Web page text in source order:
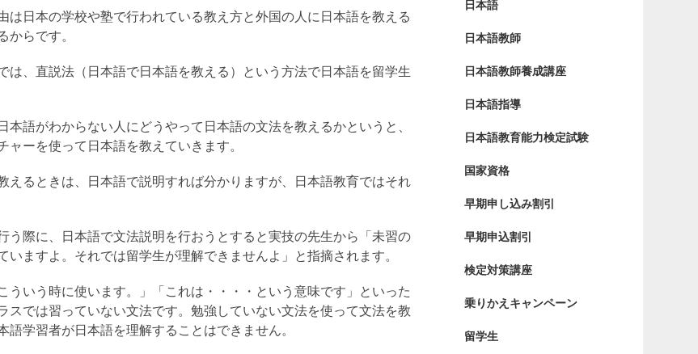
日本語
日本語教師
日本語教師養成講座
日本語指導
日本語教育能力検定試験
国家資格
早期申し込み割引
早期申込割引
検定対策講座
乗りかえキャンペーン
留学生
は日本の学校や塾で行われている教え方と外国の人に日本語を教える
からです。
は、直説法（日本語で日本語を教える）という方法で日本語を留学生
本語がわからない人にどうやって日本語の文法を教えるかというと、
ャーを使って日本語を教えていきます。
えるときは、日本語で説明すれば分かりますが、日本語教育ではそれ
う際に、日本語で文法説明を行おうとすると実技の先生から「未習の
いますよ。それでは留学生が理解できませんよ」と指摘されます。
ういう時に使います。」「これは・・・・という意味です」といった
スでは習っていない文法です。勉強していない文法を使って文法を教
語学習者が日本語を理解することはできません。